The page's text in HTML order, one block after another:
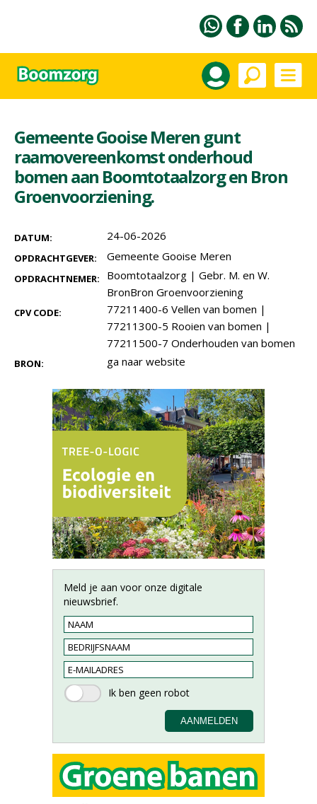
Gemeente Gooise Meren gunt
raamovereenkomst onderhoud
bomen aan Boomtotaalzorg en Bron
Groenvoorziening.
DATUM: 24-06-2026
OPDRACHTGEVER: Gemeente Gooise Meren
OPDRACHTNEMER: Boomtotaalzorg | Gebr. M. en W.
BronBron Groenvoorziening
CPV CODE: 77211400-6 Vellen van bomen |
77211300-5 Rooien van bomen |
77211500-7 Onderhouden van bomen
BRON: ga naar website
Meld je aan voor onze digitale
nieuwsbrief.